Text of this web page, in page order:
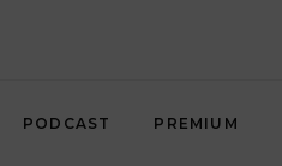
PODCAST PREMIUM